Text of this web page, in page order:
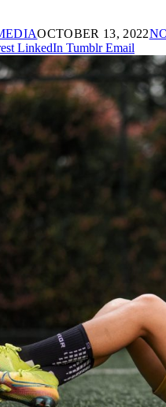
OCTOBER 13, 2022
LinkedIn Tumblr Email